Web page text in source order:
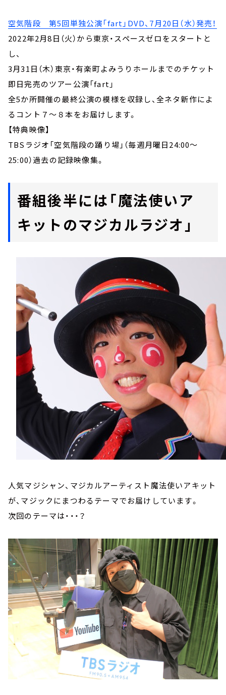
空気階段 第5回単独公演「fart」DVD、7月20日（水）発売！
2022年2月8日（火）から東京・スペースゼロをスタートと
し、
3月31日（木）東京・有楽町よみうりホールまでのチケット
即日完売のツアー公演「fart」
全5か所開催の最終公演の模様を収録し、全ネタ新作によ
るコント７～８本をお届けします。
【特典映像】
TBSラジオ「空気階段の踊り場」（毎週月曜日24:00～
25:00）過去の記録映像集。
番組後半には「魔法使いア
キットのマジカルラジオ」
人気マジシャン、マジカルアーティスト魔法使いアキット
が、マジックにまつわるテーマでお届けしています。
次回のテーマは・・・？